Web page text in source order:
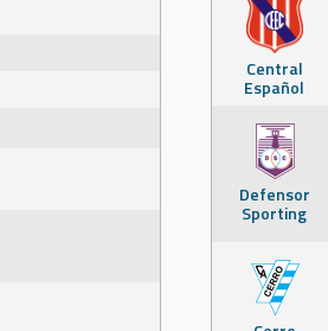
Central
Español
Defensor
Sporting